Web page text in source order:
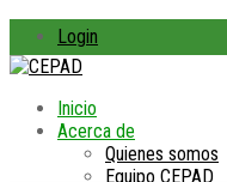
Login
Inicio
Acerca de
Quienes somos
Equipo CEPAD